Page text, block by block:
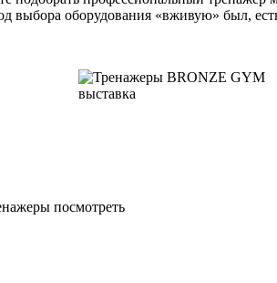
выбора оборудования «вживую» был,